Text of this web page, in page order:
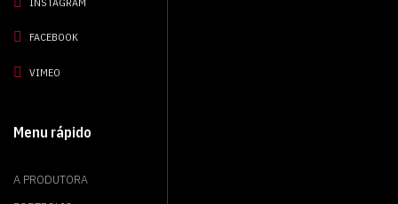
FACEBOOK
VIMEO
Menu rápido
A PRODUTORA